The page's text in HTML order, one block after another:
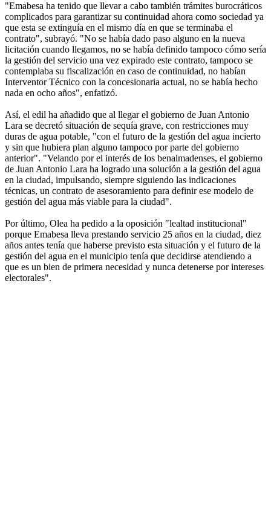
"Emabesa ha tenido que llevar a cabo también trámites burocráticos
complicados para garantizar su continuidad ahora como sociedad ya
que esta se extinguía en el mismo día en que se terminaba el
contrato", subrayó. "No se había dado paso alguno en la nueva
licitación cuando llegamos, no se había definido tampoco cómo sería
la gestión del servicio una vez expirado este contrato, tampoco se
contemplaba su fiscalización en caso de continuidad, no habían
Interventor Técnico con la concesionaria actual, no se había hecho
nada en ocho años", enfatizó.
Así, el edil ha añadido que al llegar el gobierno de Juan Antonio
Lara se decretó situación de sequía grave, con restricciones muy
duras de agua potable, "con el futuro de la gestión del agua incierto
y sin que hubiera plan alguno tampoco por parte del gobierno
anterior". "Velando por el interés de los benalmadenses, el gobierno
de Juan Antonio Lara ha logrado una solución a la gestión del agua
en la ciudad, impulsando, siempre siguiendo las indicaciones
técnicas, un contrato de asesoramiento para definir ese modelo de
gestión del agua más viable para la ciudad".
Por último, Olea ha pedido a la oposición "lealtad institucional"
porque Emabesa lleva prestando servicio 25 años en la ciudad, diez
años antes tenía que haberse previsto esta situación y el futuro de la
gestión del agua en el municipio tenía que decidirse atendiendo a
que es un bien de primera necesidad y nunca detenerse por intereses
electorales".